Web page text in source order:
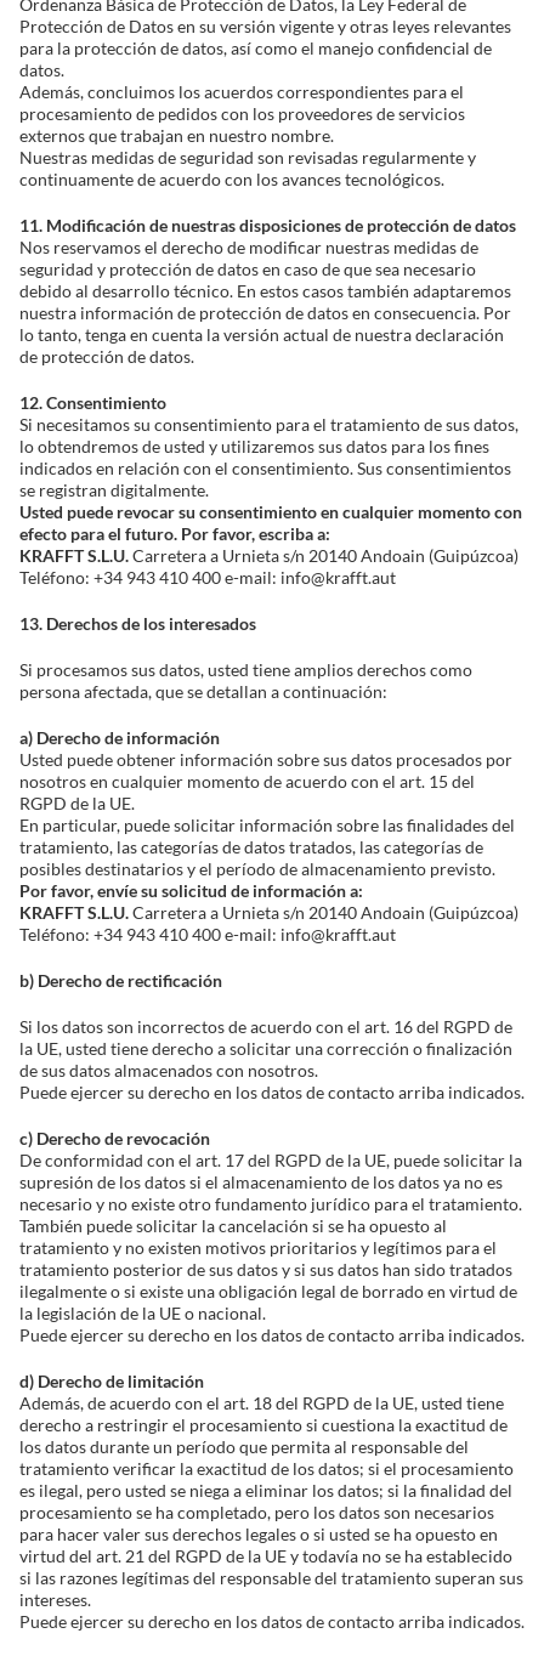
Ordenanza Básica de Protección de Datos, la Ley Federal de
Protección de Datos en su versión vigente y otras leyes relevantes
para la protección de datos, así como el manejo confidencial de
datos.
Además, concluimos los acuerdos correspondientes para el
procesamiento de pedidos con los proveedores de servicios
externos que trabajan en nuestro nombre.
Nuestras medidas de seguridad son revisadas regularmente y
continuamente de acuerdo con los avances tecnológicos.
11. Modificación de nuestras disposiciones de protección de datos
Nos reservamos el derecho de modificar nuestras medidas de
seguridad y protección de datos en caso de que sea necesario
debido al desarrollo técnico. En estos casos también adaptaremos
nuestra información de protección de datos en consecuencia. Por
lo tanto, tenga en cuenta la versión actual de nuestra declaración
de protección de datos.
12. Consentimiento
Si necesitamos su consentimiento para el tratamiento de sus datos,
lo obtendremos de usted y utilizaremos sus datos para los fines
indicados en relación con el consentimiento. Sus consentimientos
se registran digitalmente.
Usted puede revocar su consentimiento en cualquier momento con
efecto para el futuro. Por favor, escriba a:
KRAFFT S.L.U.Carretera a Urnieta s/n 20140 Andoain (Guipúzcoa)
Teléfono: +34 943 410 400 e-mail: info@krafft.aut
13. Derechos de los interesados
Si procesamos sus datos, usted tiene amplios derechos como
persona afectada, que se detallan a continuación:
a) Derecho de información
Usted puede obtener información sobre sus datos procesados por
nosotros en cualquier momento de acuerdo con el art. 15 del
RGPD de la UE.
En particular, puede solicitar información sobre las finalidades del
tratamiento, las categorías de datos tratados, las categorías de
posibles destinatarios y el período de almacenamiento previsto.
Por favor, envíe su solicitud de información a:
KRAFFT S.L.U.Carretera a Urnieta s/n 20140 Andoain (Guipúzcoa)
Teléfono: +34 943 410 400 e-mail: info@krafft.aut
b) Derecho de rectificación
Si los datos son incorrectos de acuerdo con el art. 16 del RGPD de
la UE, usted tiene derecho a solicitar una corrección o finalización
de sus datos almacenados con nosotros.
Puede ejercer su derecho en los datos de contacto arriba indicados.
c) Derecho de revocación
De conformidad con el art. 17 del RGPD de la UE, puede solicitar la
supresión de los datos si el almacenamiento de los datos ya no es
necesario y no existe otro fundamento jurídico para el tratamiento.
También puede solicitar la cancelación si se ha opuesto al
tratamiento y no existen motivos prioritarios y legítimos para el
tratamiento posterior de sus datos y si sus datos han sido tratados
ilegalmente o si existe una obligación legal de borrado en virtud de
la legislación de la UE o nacional.
Puede ejercer su derecho en los datos de contacto arriba indicados.
d) Derecho de limitación
Además, de acuerdo con el art. 18 del RGPD de la UE, usted tiene
derecho a restringir el procesamiento si cuestiona la exactitud de
los datos durante un período que permita al responsable del
tratamiento verificar la exactitud de los datos; si el procesamiento
es ilegal, pero usted se niega a eliminar los datos; si la finalidad del
procesamiento se ha completado, pero los datos son necesarios
para hacer valer sus derechos legales o si usted se ha opuesto en
virtud del art. 21 del RGPD de la UE y todavía no se ha establecido
si las razones legítimas del responsable del tratamiento superan sus
intereses.
Puede ejercer su derecho en los datos de contacto arriba indicados.